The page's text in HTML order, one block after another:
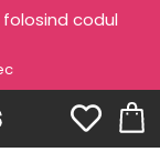
codul